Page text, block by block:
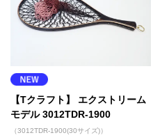
【Tクラフト】 エクストリーム
モデル 3012TDR-1900
（3012TDR-1900(30サイズ)）